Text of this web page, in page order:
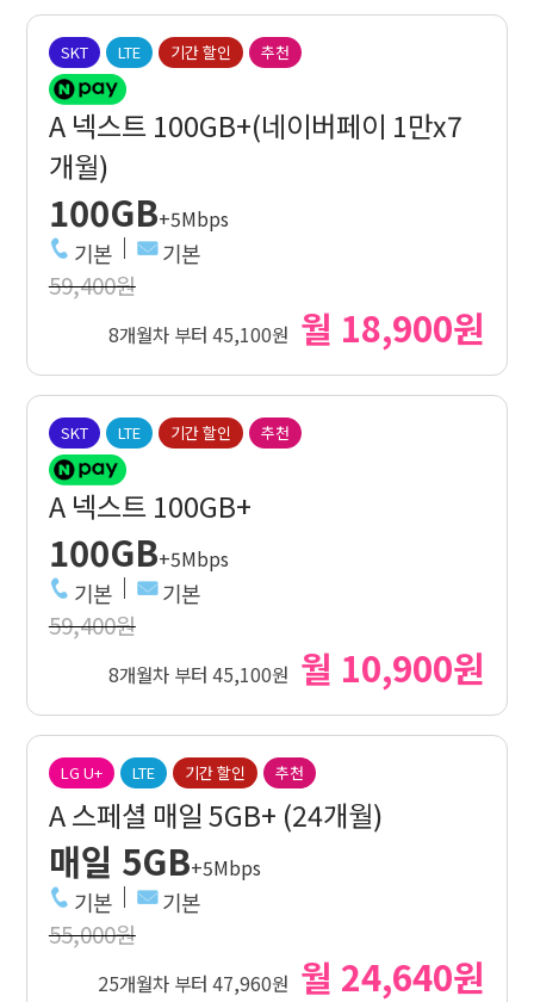
SKT LTE 기간 할인 추천
A 넥스트 100GB+(네이버페이 1만x7
개월)
100GB+5Mbps
기본 기본
59,400원
8개월차 부터 45,100원 월 18,900원
SKT LTE 기간 할인 추천
A 넥스트 100GB+
100GB+5Mbps
기본 기본
59,400원
8개월차 부터 45,100원 월 10,900원
LG U+ LTE 기간 할인 추천
A 스페셜 매일 5GB+ (24개월)
매일 5GB+5Mbps
기본 기본
55,000원
25개월차 부터 47,960원 월 24,640원